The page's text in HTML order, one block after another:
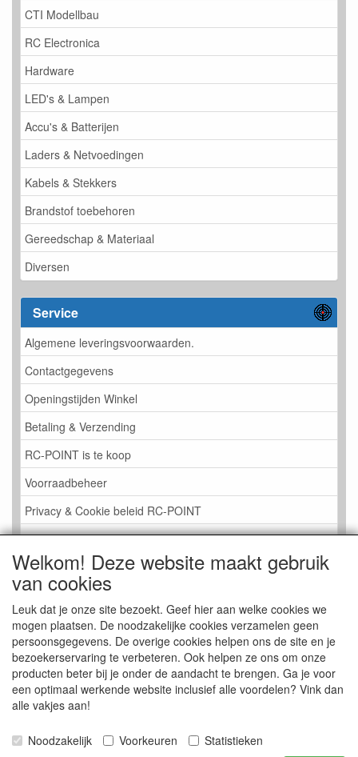
CTI Modellbau
RC Electronica
Hardware
LED's & Lampen
Accu's & Batterijen
Laders & Netvoedingen
Kabels & Stekkers
Brandstof toebehoren
Gereedschap & Materiaal
Diversen
Service
Algemene leveringsvoorwaarden.
Contactgegevens
Openingstijden Winkel
Betaling & Verzending
RC-POINT is te koop
Voorraadbeheer
Privacy & Cookie beleid RC-POINT
LINK PAGINA
Gastenboek RC-POINT
Kijkje in de Winkel
Welkom! Deze website maakt gebruik
van cookies
Leuk dat je onze site bezoekt. Geef hier aan welke cookies we
mogen plaatsen. De noodzakelijke cookies verzamelen geen
persoonsgegevens. De overige cookies helpen ons de site en je
bezoekerservaring te verbeteren. Ook helpen ze ons om onze
producten beter bij je onder de aandacht te brengen. Ga je voor
een optimaal werkende website inclusief alle voordelen? Vink dan
alle vakjes aan!
Noodzakelijk Voorkeuren
Statistieken